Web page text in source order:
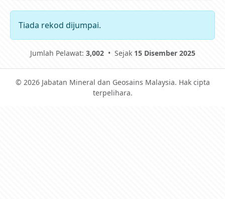
Tiada rekod dijumpai.
Jumlah Pelawat: 3,002 • Sejak 15 Disember 2025
© 2026 Jabatan Mineral dan Geosains Malaysia. Hak cipta
terpelihara.